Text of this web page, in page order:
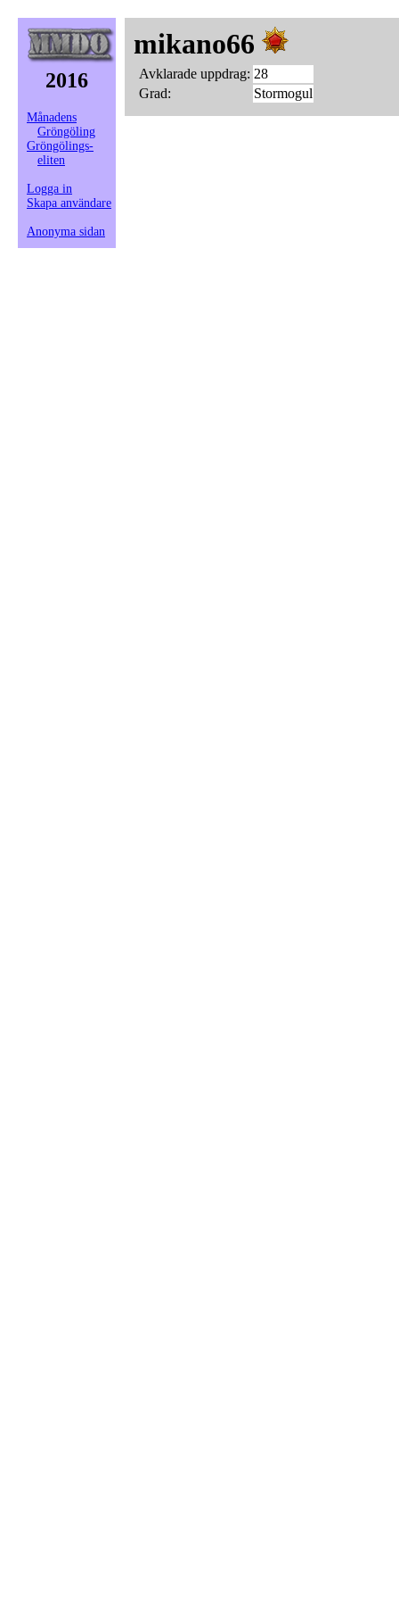
2016
Månadens
Gröngöling
Gröngölings-
eliten
Logga in
Skapa användare
Anonyma sidan
mikano66
Avklarade uppdrag: 28
Grad:
Stormogul